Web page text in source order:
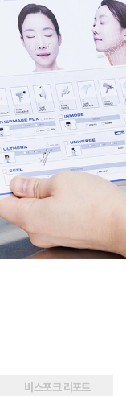
비스포크 리포트